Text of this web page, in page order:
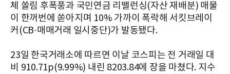
체 쏠림 후폭풍과 국민연금 리밸런싱(자산 재배분) 매물
이 한꺼번에 쏟아지며 10% 가까이 폭락해 서킷브레이
커(CB·매매거래 일시중단)가 발동됐다.
23일 한국거래소에 따르면 이날 코스피는 전 거래일 대
비 910.71p(9.99%) 내린 8203.84에 장을 마쳤다. 지수